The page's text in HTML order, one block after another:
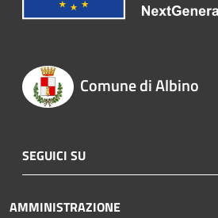
Comune di Albino
SEGUICI SU
AMMINISTRAZIONE